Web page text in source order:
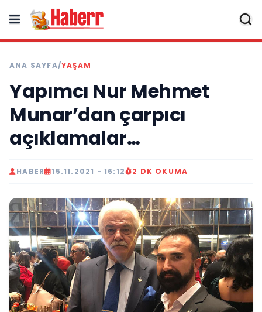
ANA SAYFA/YAŞAM
Yapımcı Nur Mehmet
Munar’dan çarpıcı
açıklamalar…
HABER 15.11.2021 - 16:12 2 DK OKUMA